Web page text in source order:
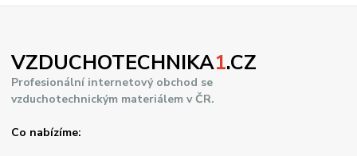
VZDUCHOTECHNIKA1.CZ
Profesionální internetový obchod se
vzduchotechnickým materiálem v ČR.
Co nabízíme: